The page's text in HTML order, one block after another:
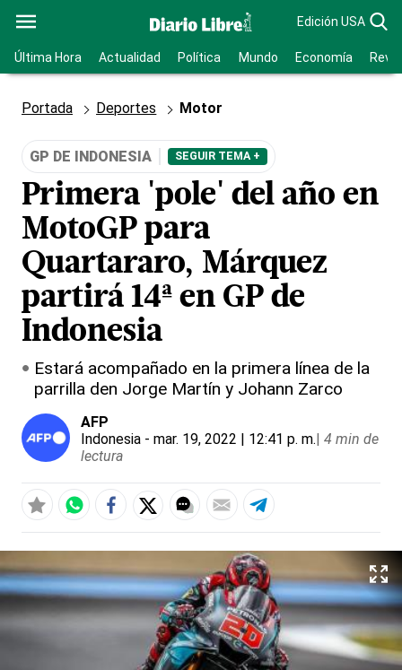
Edición USA
Última Hora Actualidad Política Mundo Economía
Portada Deportes Motor
GP DE INDONESIA SEGUIR TEMA +
Primera 'pole' del año en
MotoGP para
Quartararo, Márquez
partirá 14ª en GP de
Indonesia
Estará acompañado en la primera línea de la
parrilla den Jorge Martín y Johann Zarco
AFP
Indonesia - mar. 19, 2022 | 12:41 p. m.| 4 min de
lectura